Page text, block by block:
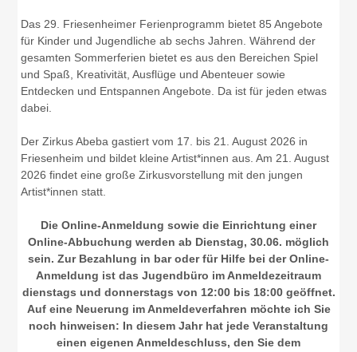
Das 29. Friesenheimer Ferienprogramm bietet 85 Angebote
für Kinder und Jugendliche ab sechs Jahren. Während der
gesamten Sommerferien bietet es aus den Bereichen Spiel
und Spaß, Kreativität, Ausflüge und Abenteuer sowie
Entdecken und Entspannen Angebote. Da ist für jeden etwas
dabei.
Der Zirkus Abeba gastiert vom 17. bis 21. August 2026 in
Friesenheim und bildet kleine Artist*innen aus. Am 21. August
2026 findet eine große Zirkusvorstellung mit den jungen
Artist*innen statt.
Die Online-Anmeldung sowie die Einrichtung einer
Online-Abbuchung werden ab Dienstag, 30.06. möglich
sein. Zur Bezahlung in bar oder für Hilfe bei der Online-
Anmeldung ist das Jugendbüro im Anmeldezeitraum
dienstags und donnerstags von 12:00 bis 18:00 geöffnet.
Auf eine Neuerung im Anmeldeverfahren möchte ich Sie
noch hinweisen: In diesem Jahr hat jede Veranstaltung
einen eigenen Anmeldeschluss, den Sie dem